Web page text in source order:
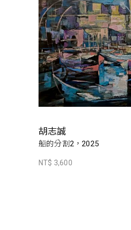
胡志誠
船的分割2，2025
NT$ 3,600